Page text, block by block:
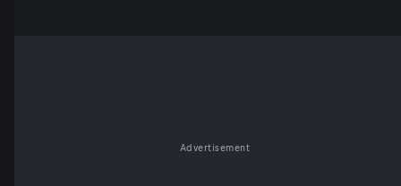
Advertisement